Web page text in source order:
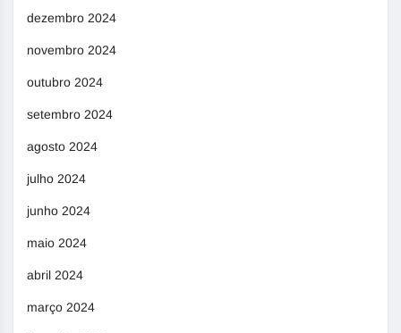
dezembro 2024
novembro 2024
outubro 2024
setembro 2024
agosto 2024
julho 2024
junho 2024
maio 2024
abril 2024
março 2024